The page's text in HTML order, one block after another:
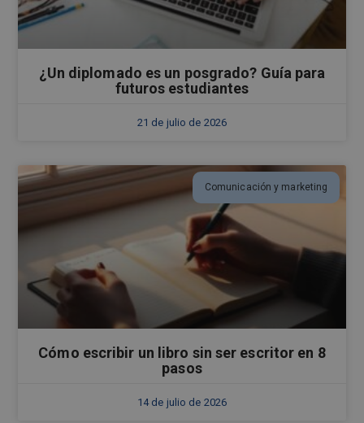
¿Un diplomado es un posgrado? Guía para
futuros estudiantes
21 de julio de 2026
Comunicación y marketing
Cómo escribir un libro sin ser escritor en 8
pasos
14 de julio de 2026